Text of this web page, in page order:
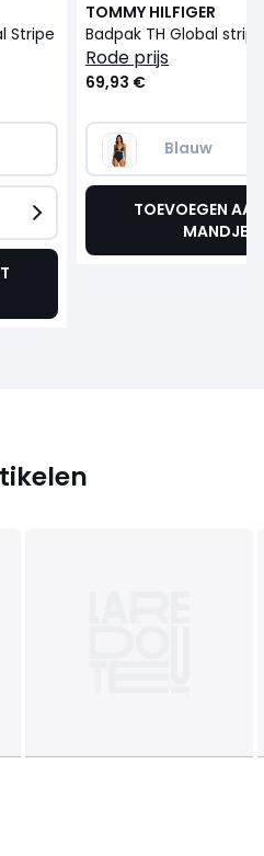
Stripe
TOMMY HILFIGER
Badpak TH Global
rode prijs
69,93 €
Blauw
TOEVOEGEN
MANDJE